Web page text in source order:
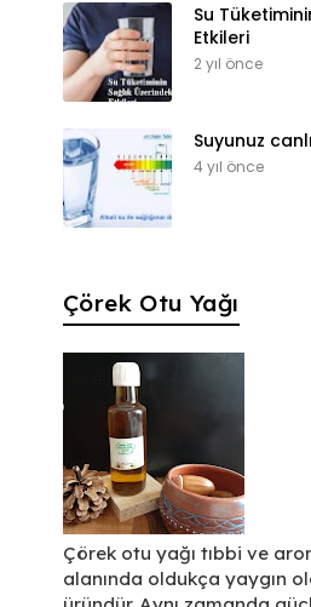
Su
Etkileri
2 yıl önce
Suyunuz
4 yıl önce
Çörek Otu Yağı
Çörek otu yağı tıbbi ve
alanında oldukça yaygın